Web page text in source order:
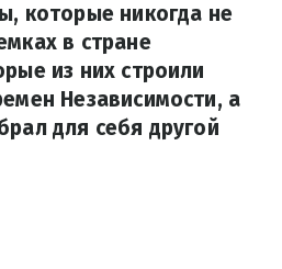
которые никогда не
в стране
из них строили
Независимости, а
для себя другой